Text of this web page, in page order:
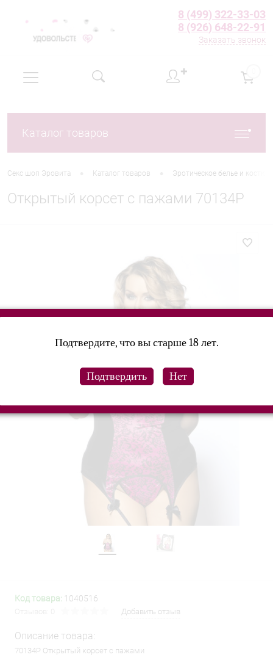
8 (499) 322-33-03
8 (926) 648-22-91
Заказать звонок
✚
Каталог товаров
Секс шоп Эровита Каталог товаров Эротическое белье и
Открытый корсет с пажами 70134P
Код товара: 1040516
Добавить отзыв
Описание товара:
70134P Открытый корсет с пажами
Подтвердите, что вы старше 18 лет.